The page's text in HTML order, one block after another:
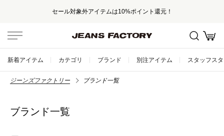
セール対象外アイテムは10%ポイント還元！
新着アイテム カテゴリ ブランド 別注アイテム スタッフス
ジーンズファクトリー ブランド一覧
ブランド一覧